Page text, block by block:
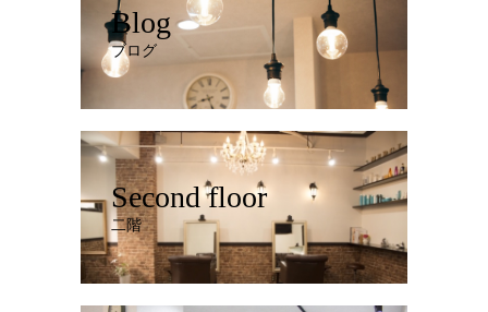
Blog
ブログ
Second floor
二階